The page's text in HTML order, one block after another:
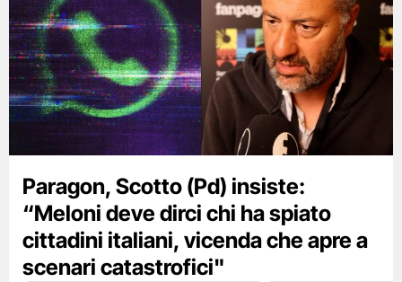
Paragon, Scotto (Pd) insiste:
“Meloni deve dirci chi ha spiato
cittadini italiani, vicenda che apre a
scenari catastrofici"